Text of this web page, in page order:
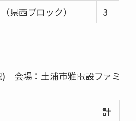
県西ブロック）
3
) 会場：土浦市雅電設ファミ
計